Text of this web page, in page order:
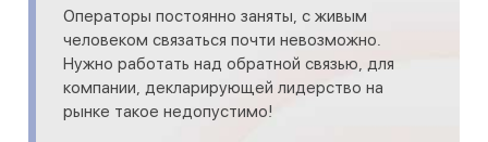
Операторы постоянно заняты, с живым
человеком связаться почти невозможно.
Нужно работать над обратной связью, для
компании, декларирующей лидерство на
рынке такое недопустимо!